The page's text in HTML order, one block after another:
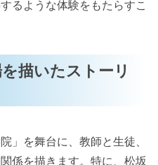
るような体験をもたらすこ
描いたストーリ
」を舞台に、教師と生徒、
係を描きます。特に、松坂